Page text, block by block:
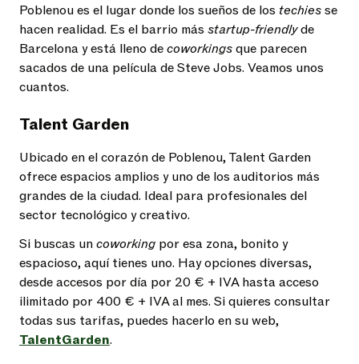
Poblenou es el lugar donde los sueños de los techiesse
hacen realidad. Es el barrio más startup-friendlyde
Barcelona y está lleno decoworkingsque parecen
sacados de una película de Steve Jobs. Veamos unos
cuantos.
Talent Garden
Ubicado en el corazón de Poblenou, Talent Garden
ofrece espacios amplios y uno de los auditorios más
grandes de la ciudad. Ideal para profesionales del
sector tecnológico y creativo.
Si buscas uncoworking por esa zona, bonito y
espacioso, aquí tienes uno. Hay opciones diversas,
desde accesos por día por 20 € + IVA hasta acceso
ilimitado por 400 € + IVA al mes. Si quieres consultar
todas sus tarifas, puedes hacerlo en su web,
TalentGarden.